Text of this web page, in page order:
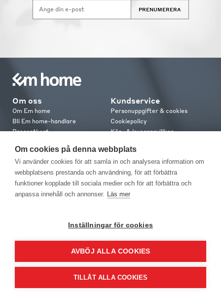
Om cookies på denna webbplats
Vi använder cookies för att samla in och analysera information om
webbplatsens prestanda och användning, för att förbättra
funktioner kopplade till sociala medier och för att förbättra och
anpassa innehåll och annonser. Läs mer
Inställningar för cookies
AVBÖJ ALLA COOKIES
TILLÅT ALLA COOKIES
PRENUMERERA
Om oss
Om Em home
Bli Em home-handlare
Presentkort
Em home Club
Medlemsvillkor
Kundservice
Personuppgifter & cookies
Cookiepolicy
Köp- & leveransvillkor
Retur & reklamation
Kontakt
Kontakta oss